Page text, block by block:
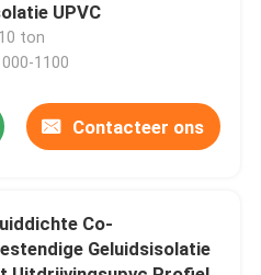
UPVC
ton
1100
Contacteer ons
Co-
Geluidsisolatie